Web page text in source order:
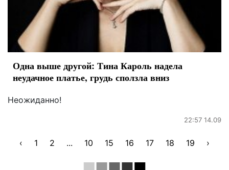
Одна выше другой: Тина Кароль надела
неудачное платье, грудь сползла вниз
Неожиданно!
22:57 14.09
‹ 1 2 ... 10 15 16 17 18 19 ›